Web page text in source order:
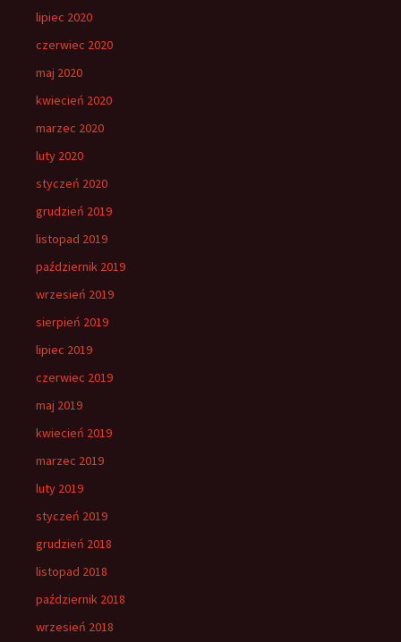
lipiec 2020
czerwiec 2020
maj 2020
kwiecień 2020
marzec 2020
luty 2020
styczeń 2020
grudzień 2019
listopad 2019
październik 2019
wrzesień 2019
sierpień 2019
lipiec 2019
czerwiec 2019
maj 2019
kwiecień 2019
marzec 2019
luty 2019
styczeń 2019
grudzień 2018
listopad 2018
październik 2018
wrzesień 2018